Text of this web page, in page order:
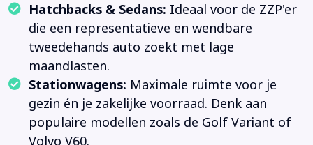
Hatchbacks & Sedans: Ideaal voor de ZZP'er
die een representatieve en wendbare
tweedehands auto zoekt met lage
maandlasten.
Stationwagens: Maximale ruimte voor je
gezin én je zakelijke voorraad. Denk aan
populaire modellen zoals de Golf Variant of